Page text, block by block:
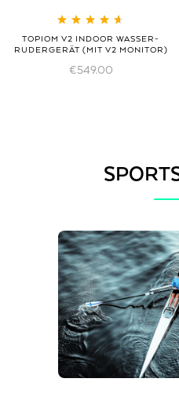
4.69
von 5
TOPIOM V2 INDOOR WASSER-
RUDERGERÄT (MIT V2 MONITOR)
€549.00